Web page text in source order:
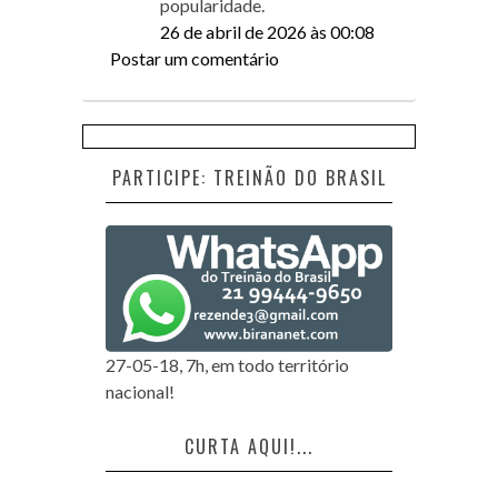
popularidade.
26 de abril de 2026 às 00:08
Postar um comentário
PARTICIPE: TREINÃO DO BRASIL
27-05-18, 7h, em todo território
nacional!
CURTA AQUI!...